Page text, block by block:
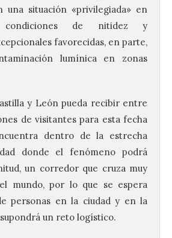
una situación «privilegiada» en
condiciones de nitidez y
favorecidas, en parte,
lumínica en zonas
y León pueda recibir entre
de visitantes para esta fecha
dentro de la estrecha
donde el fenómeno podrá
un corredor que cruza muy
mundo, por lo que se espera
personas en la ciudad y en la
un reto logístico.